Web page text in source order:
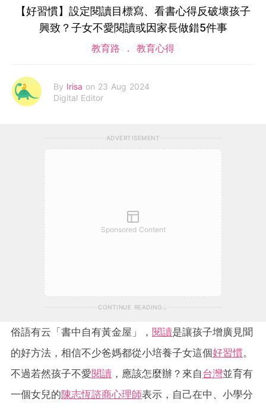
【好習慣】設定閱讀目標寫、看書心得反破壞孩子
興致？子女不愛閱讀或因家長做錯5件事
教育路 教育心得
By Irisa on 23 Aug 2024
Digital Editor
ADVERTISEMENT
Sponsored Content
CONTINUE READING
俗語有云「書中自有黃金屋」， 閱讀是讓孩子增廣見聞
的好方法，相信不少爸媽都從小培養子女這個好習慣。
不過若然孩子不愛閱讀 ，應該怎麼辦？來自台灣並育有
一個女兒的陳志恆諮商心理師表示，自己在中、小學分